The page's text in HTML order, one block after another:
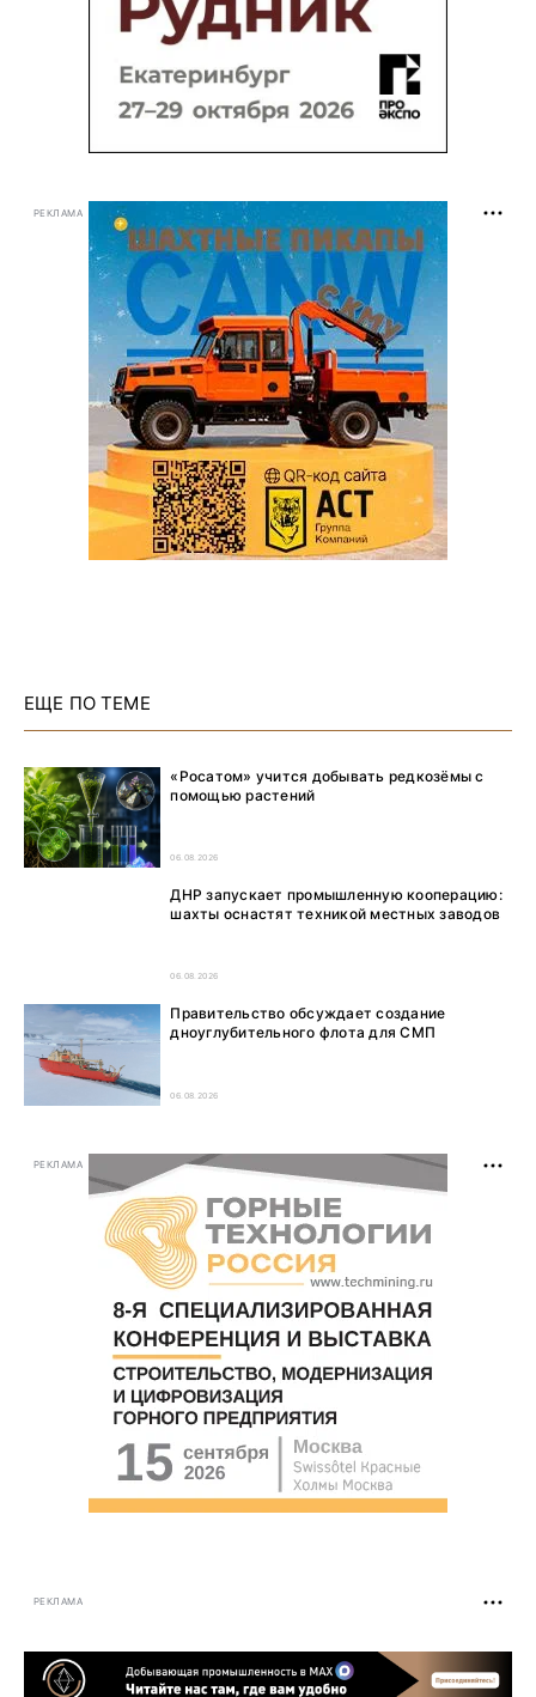
РЕКЛАМА
ЕЩЕ ПО ТЕМЕ
«Росатом» учится добывать редкозёмы с
помощью растений
06.08.2026
ДНР запускает промышленную кооперацию:
шахты оснастят техникой местных заводов
06.08.2026
Правительство обсуждает создание
дноуглубительного флота для СМП
06.08.2026
РЕКЛАМА
РЕКЛАМА